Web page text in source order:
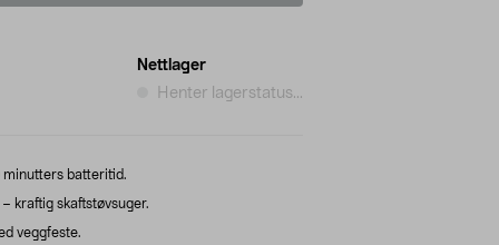
Nettlager
Henter lagerstatus...
minutters batteritid.
kraftig skaftstøvsuger.
veggfeste.